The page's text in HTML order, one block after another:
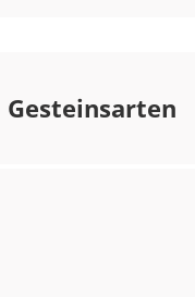
Gesteinsarten